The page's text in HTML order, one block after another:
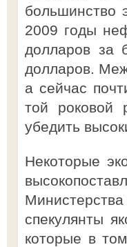
большинство
2009 годы
долларов за
долларов.
а сейчас
той роковой
убедить
Некоторые
спекулянты
которые в